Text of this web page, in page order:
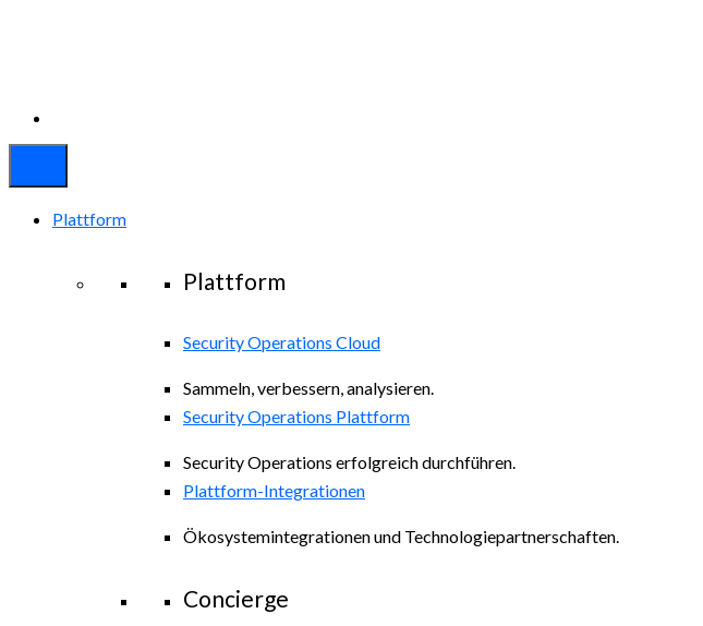
Plattform
Plattform
Security Operations Cloud
Sammeln, verbessern, analysieren.
Security Operations Plattform
Security Operations erfolgreich durchführen.
Plattform-Integrationen
Ökosystemintegrationen und Technologiepartnerschaften.
Concierge